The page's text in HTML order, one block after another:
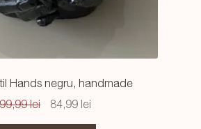
Hands negru, handmade
99,99lei
Prețul
84,99 leiPrețul